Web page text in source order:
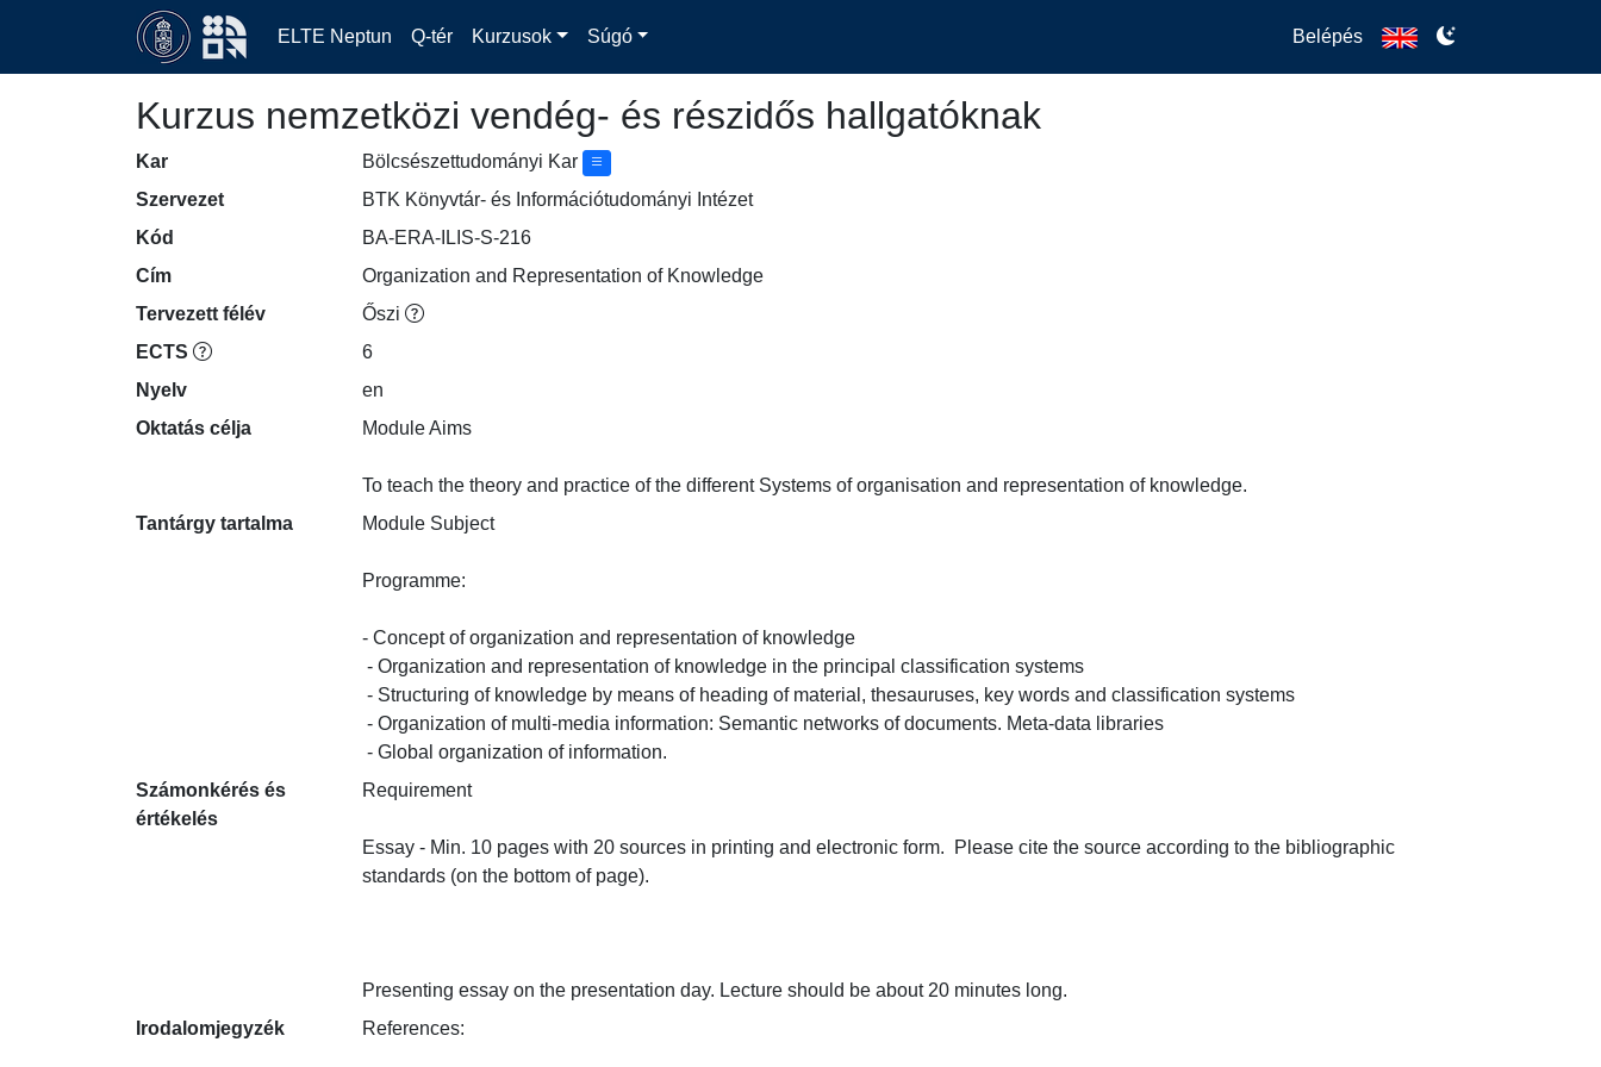
ELTE Neptun Q-tér Kurzusok Súgó Belépés
Kurzus nemzetközi vendég- és részidős hallgatóknak
Kar
Bölcsészettudományi Kar
Szervezet
BTK Könyvtár- és Információtudományi Intézet
Kód
BA-ERA-ILIS-S-216
Cím
Organization and Representation of Knowledge
Tervezett félév
Őszi
ECTS
6
Nyelv
en
Oktatás célja
Module Aims
To teach the theory and practice of the different Systems of organisation and representation of knowledge.
Tantárgy tartalma
Module Subject
Programme:
- Concept of organization and representation of knowledge
- Global organization of information.
Számonkérés és
értékelés
Requirement
Essay - Min. 10 pages with 20 sources in printing and electronic form.  Please cite the source according to the bibliographic
standards (on the bottom of page).
Presenting essay on the presentation day. Lecture should be about 20 minutes long.
Irodalomjegyzék
References: